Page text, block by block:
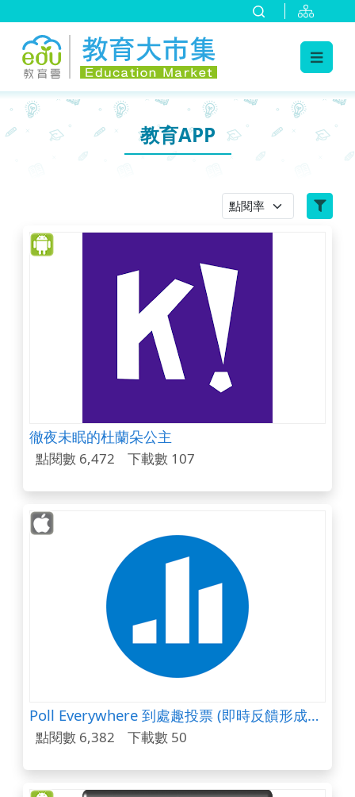
::: 教育APP
徹夜未眠的杜蘭朵公主
點閱數 6,472 下載數 107
Poll Everywhere 到處趣投票 (即時反饋形成性評量)
點閱數 6,382 下載數 50